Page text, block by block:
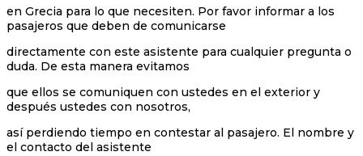
en Grecia para lo que necesiten. Por favor informar a los
pasajeros que deben de comunicarse
directamente con este asistente para cualquier pregunta o
duda. De esta manera evitamos
que ellos se comuniquen con ustedes en el exterior y
después ustedes con nosotros,
así perdiendo tiempo en contestar al pasajero. El nombre y
el contacto del asistente